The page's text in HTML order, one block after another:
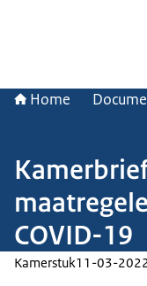
Home
COVID-19
Kamerstuk11-03-